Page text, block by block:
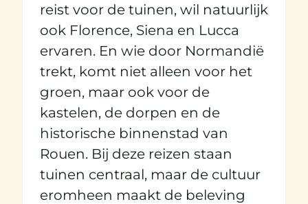
reist voor de tuinen, wil natuurlijk
ook Florence, Siena en Lucca
ervaren. En wie door Normandië
trekt, komt niet alleen voor het
groen, maar ook voor de
kastelen, de dorpen en de
historische binnenstad van
Rouen. Bij deze reizen staan
tuinen centraal, maar de cultuur
eromheen maakt de beleving